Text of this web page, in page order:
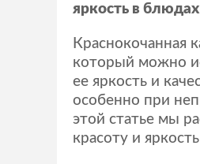
яркость в блюдах
Краснокочанная
который можно
ее яркость и
особенно при
этой статье мы
красоту и